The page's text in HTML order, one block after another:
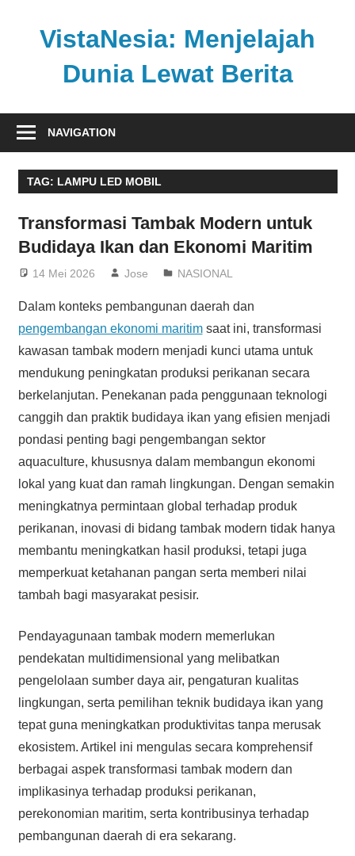
VistaNesia: Menjelajah
Dunia Lewat Berita
nasional
global
dalam
platform
informatif
NAVIGATION
TAG: LAMPU LED MOBIL
Transformasi Tambak Modern untuk
Budidaya Ikan dan Ekonomi Maritim
14 Mei 2026 Jose NASIONAL
Dalam konteks pembangunan daerah dan
pengembangan ekonomi maritimsaat ini, transformasi
kawasan tambak modern menjadi kunci utama untuk
mendukung peningkatan produksi perikanan secara
berkelanjutan. Penekanan pada penggunaan teknologi
canggih dan praktik budidaya ikan yang efisien menjadi
pondasi penting bagi pengembangan sektor
aquaculture, khususnya dalam membangun ekonomi
lokal yang kuat dan ramah lingkungan. Dengan semakin
meningkatnya permintaan global terhadap produk
perikanan, inovasi di bidang tambak modern tidak hanya
membantu meningkatkan hasil produksi, tetapi juga
memperkuat ketahanan pangan serta memberi nilai
tambah bagi masyarakat pesisir.
Pendayagunaan tambak modern memerlukan
pendekatan multidimensional yang melibatkan
pengelolaan sumber daya air, pengaturan kualitas
lingkungan, serta pemilihan teknik budidaya ikan yang
tepat guna meningkatkan produktivitas tanpa merusak
ekosistem. Artikel ini mengulas secara komprehensif
berbagai aspek transformasi tambak modern dan
implikasinya terhadap produksi perikanan,
perekonomian maritim, serta kontribusinya terhadap
pembangunan daerah di era sekarang.